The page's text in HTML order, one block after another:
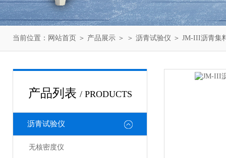
当前位置： 网站首页 ＞ 产品展示 ＞ ＞ 沥青试验仪 ＞ JM-III沥青集
产品列表 / PRODUCTS
沥青试验仪
无核密度仪